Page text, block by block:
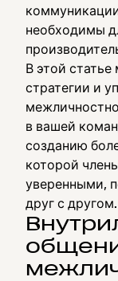
необходимы
В этой
стратегии и
в вашей
созданию
которой
уверенными,
друг с другом.